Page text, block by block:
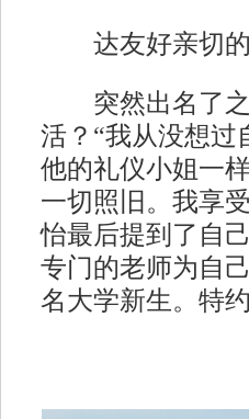
达友好亲切的
突然出名了之
活？“我从没想过
他的礼仪小姐一
一切照旧。我享
怡最后提到了自
专门的老师为自
名大学新生。特